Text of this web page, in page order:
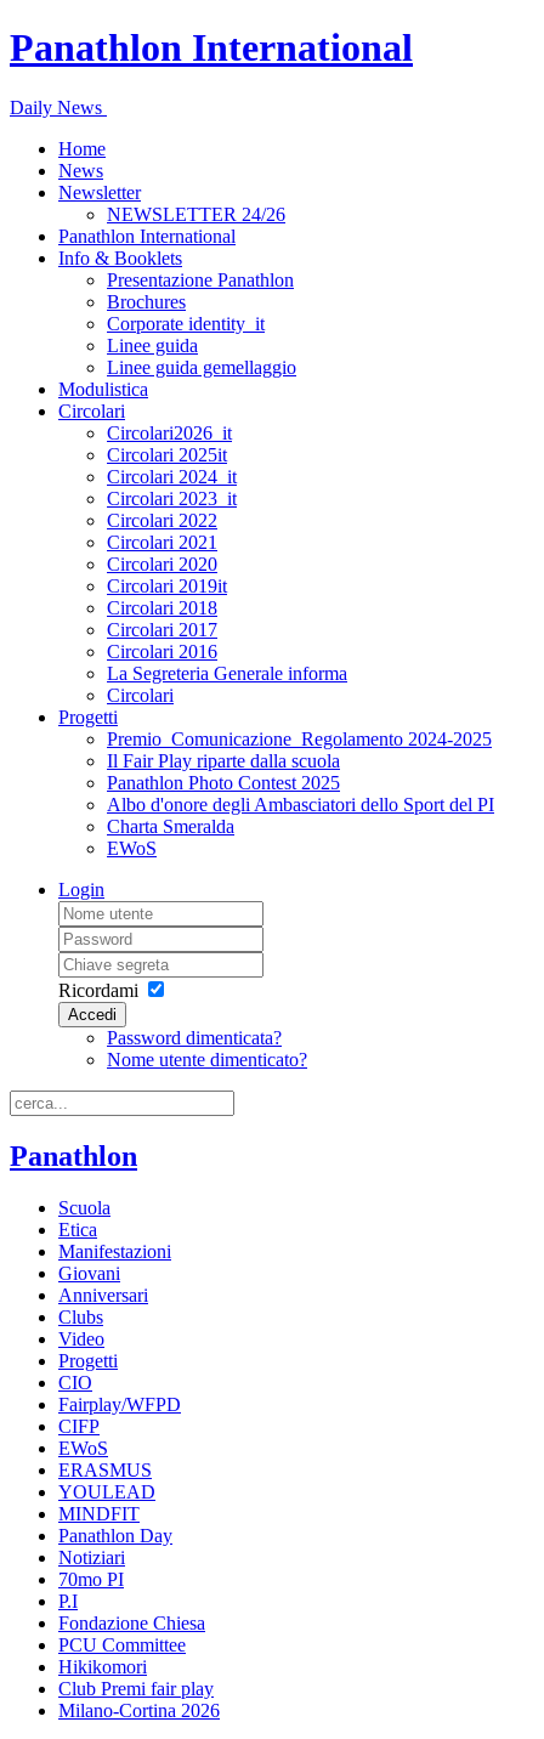
Panathlon International
Daily News
Home
News
Newsletter
NEWSLETTER 24/26
Panathlon International
Info & Booklets
Presentazione Panathlon
Brochures
Corporate identity_it
Linee guida
Linee guida gemellaggio
Modulistica
Circolari
Circolari2026_it
Circolari 2025it
Circolari 2024_it
Circolari 2023_it
Circolari 2022
Circolari 2021
Circolari 2020
Circolari 2019it
Circolari 2018
Circolari 2017
Circolari 2016
La Segreteria Generale informa
Circolari
Progetti
Premio_Comunicazione_Regolamento 2024-2025
Il Fair Play riparte dalla scuola
Panathlon Photo Contest 2025
Albo d'onore degli Ambasciatori dello Sport del PI
Charta Smeralda
EWoS
Login
Ricordami
Accedi
Password dimenticata?
Nome utente dimenticato?
Panathlon
Scuola
Etica
Manifestazioni
Giovani
Anniversari
Clubs
Video
Progetti
CIO
Fairplay/WFPD
CIFP
EWoS
ERASMUS
YOULEAD
MINDFIT
Panathlon Day
Notiziari
70mo PI
P.I
Fondazione Chiesa
PCU Committee
Hikikomori
Club Premi fair play
Milano-Cortina 2026